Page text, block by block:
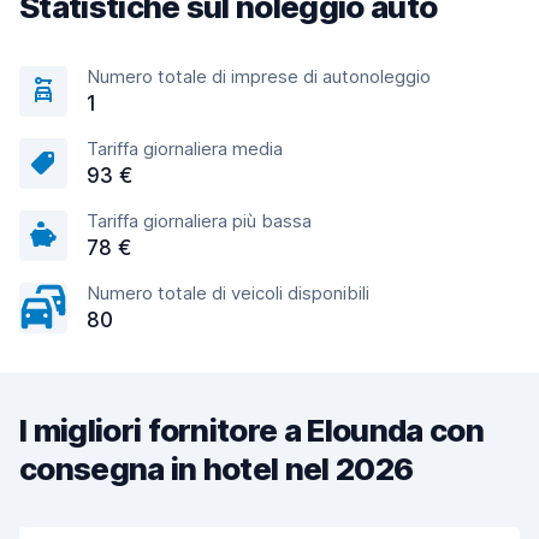
Numero totale di imprese di autonoleggio
1
Tariffa giornaliera media
93 €
Tariffa giornaliera più bassa
78 €
Numero totale di veicoli disponibili
80
I migliori fornitore a Elounda con
consegna in hotel nel 2026